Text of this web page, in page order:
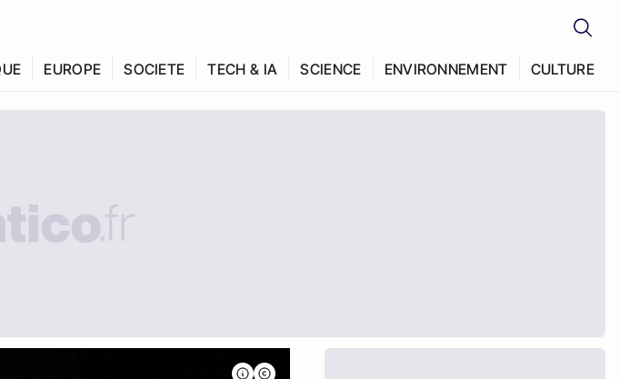
EUROPE SOCIETE TECH & IA SCIENCE ENVIRONNEMENT CULTURE